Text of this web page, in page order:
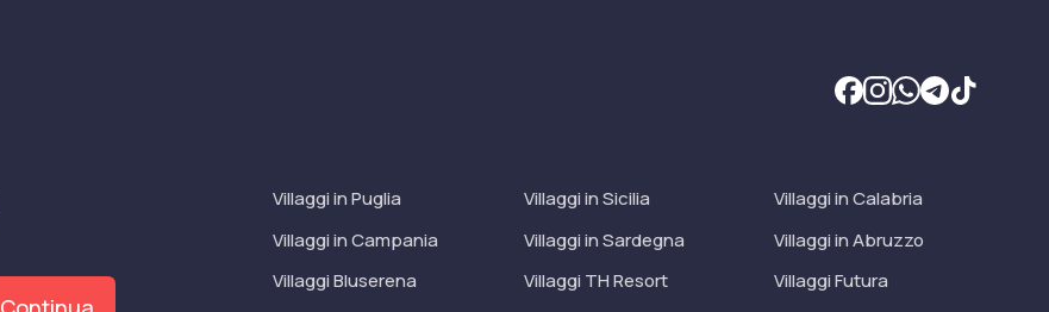
Villaggi in Puglia Villaggi in Sicilia
Villaggi in Calabria
Villaggi in Campania
Villaggi in Sardegna
Villaggi in Abruzzo
Villaggi Bluserena
Villaggi TH Resort
Villaggi Futura